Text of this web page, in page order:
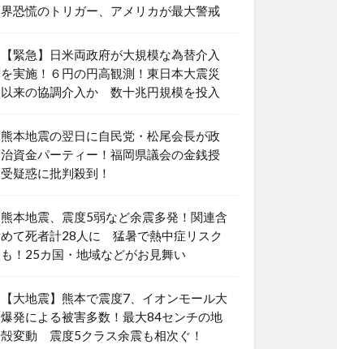
界恐慌のトリガー、アメリカが最大警戒
【緊急】日米両政府が大規模な為替介入
を実施！６円の円高観測！東日本大震災
以来の協調介入か 数十兆円規模を投入
熊本地震の翌日に自民党・松尾会長が政
治資金パーティー！福岡県議会の金銭授
受疑惑に批判殺到！
熊本地震、震度5弱など余震多発！関連含
めて死者計28人に 猛暑で熱中症リスク
も！25カ国・地域などがお見舞い
【大地震】熊本で震度7、イオンモール大
爆発による被害多数！最大84センチの地
殻変動 震度5クラス余震も相次ぐ！